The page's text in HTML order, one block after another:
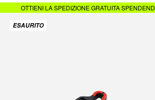
OTTIENI LA SPEDIZIONE GRATUITA
alla
ESAURITO